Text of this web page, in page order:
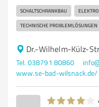
SCHALTSCHRANKBAU
TECHNISCHE PROBLEMLÖSUNGEN
Dr.-Wilhelm-Külz-
Tel. 038791 80860
www.se-bad-wilsnack.de/